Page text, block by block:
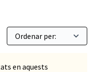
en aquests